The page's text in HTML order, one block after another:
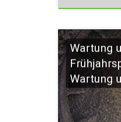
Wartung
Wartung